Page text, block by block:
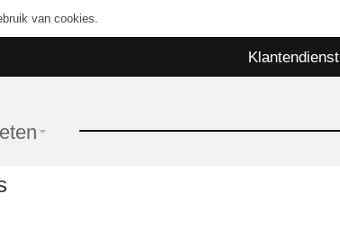
van cookies.
Klantendienst